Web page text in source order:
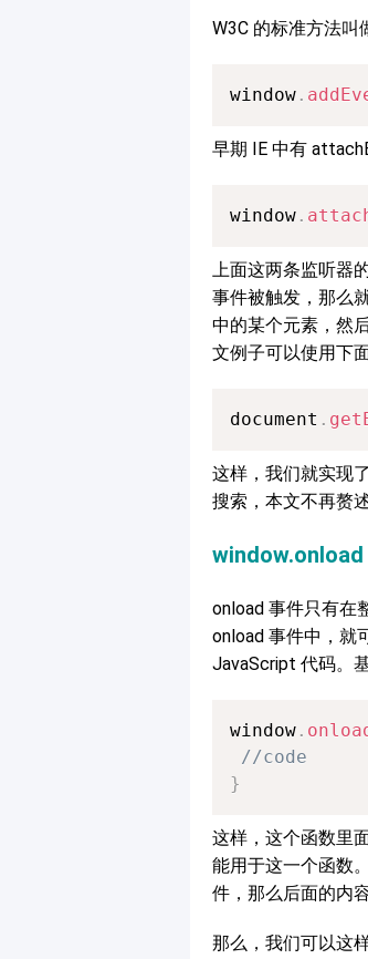
W3C 的标准方法叫
window .
早期 IE 中有
window .
上面这两条监听器
事件被触发，那么
中的某个元素，然
文例子可以使用下
document .
这样，我们就实现
搜索，本文不再赘述
window.onload
onload 事件只有在
onload 事件中，就
JavaScript 代码。
window .
//code
}
这样，这个函数里
能用于这一个函数
件，那么后面的内
那么，我们可以这